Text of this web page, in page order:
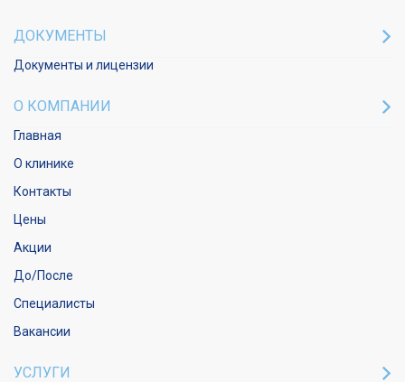
ДОКУМЕНТЫ
Документы и лицензии
О КОМПАНИИ
Главная
О клинике
Контакты
Цены
Акции
До/После
Специалисты
Вакансии
УСЛУГИ